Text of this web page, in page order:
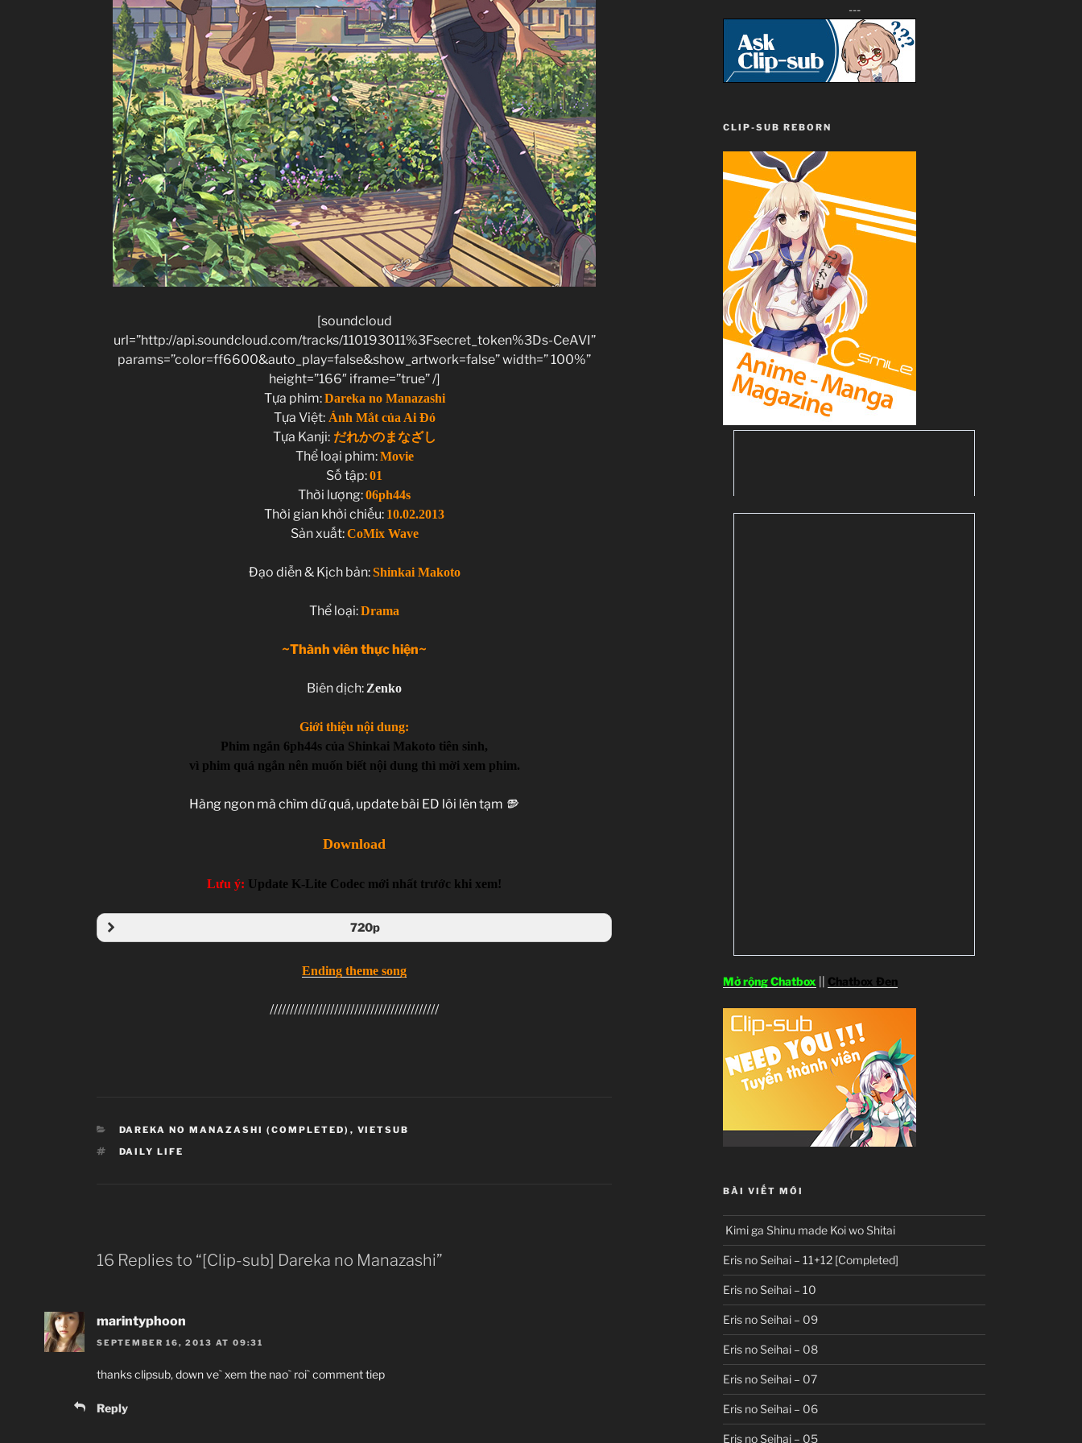
[soundcloud
url=”http://api.soundcloud.com/tracks/110193011%3Fsecret_token%3Ds-CeAVI”
params=”color=ff6600&auto_play=false&show_artwork=false” width=” 100%”
height=”166″ iframe=”true” /]
Tựa phim:Dareka no Manazashi
Tựa Việt: Ánh Mắt của Ai Đó
Tựa Kanji: だれかのまなざし
Thể loại phim:Movie
Số tập:01
Thời lượng:06ph44s
Thời gian khởi chiếu: 10.02.2013
Sản xuất:CoMix Wave
Đạo diễn & Kịch bản:Shinkai Makoto
Thể loại:Drama
~Thành viên thực hiện~
Biên dịch:Zenko
Giới thiệu nội dung:
Phim ngắn 6ph44s của Shinkai Makoto tiên sinh,
vì phim quá ngắn nên muốn biết nội dung thì mời xem phim.
Hàng ngon mà chìm dữ quá, update bài ED lôi lên tạm
Download
Lưu ý: Update K-Lite Codec mới nhất trước khi xem!
720p
Ending theme song
//////////////////////////////////////////
CATEGORIES
DAREKA NO MANAZASHI (COMPLETED) , VIETSUB
TAGS
DAILY LIFE
16 Replies to “[Clip-sub] Dareka no Manazashi”
marintyphoon
SEPTEMBER 16, 2013 AT 09:31
thanks clipsub, down ve` xem the nao` roi` comment tiep
Reply
---
CLIP-SUB REBORN
Mở rộng Chatbox Chatbox Đen
BÀI VIẾT MỚI
Kimi ga Shinu made Koi wo Shitai
Eris no Seihai – 11+12 [Completed]
Eris no Seihai – 10
Eris no Seihai – 09
Eris no Seihai – 08
Eris no Seihai – 07
Eris no Seihai – 06
Eris no Seihai – 05